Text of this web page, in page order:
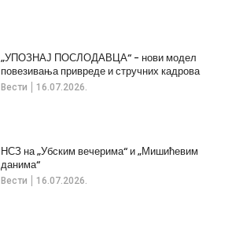
Вести 16.07.2026.
„УПОЗНАЈ ПОСЛОДАВЦА“ - нови модел
повезивања привреде и стручних кадрова
Вести 16.07.2026.
НСЗ на „Убским вечерима“ и „Мишићевим
данима“